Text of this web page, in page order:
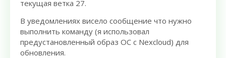
текущая ветка 27.
В уведомлениях висело сообщение что нужно
выполнить команду (я использовал
предустановленный образ ОС с Nexcloud) для
обновления.